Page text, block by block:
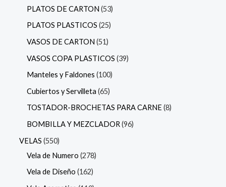
PLATOS DE CARTON 53
PLATOS PLASTICOS 25
VASOS DE CARTON 51
VASOS COPA PLASTICOS 39
Manteles y Faldones 100
Cubiertos y Servilleta 65
TOSTADOR-BROCHETAS PARA CARNE 8
BOMBILLA Y MEZCLADOR 96
VELAS 550
Vela de Numero 278
Vela de Diseño 162